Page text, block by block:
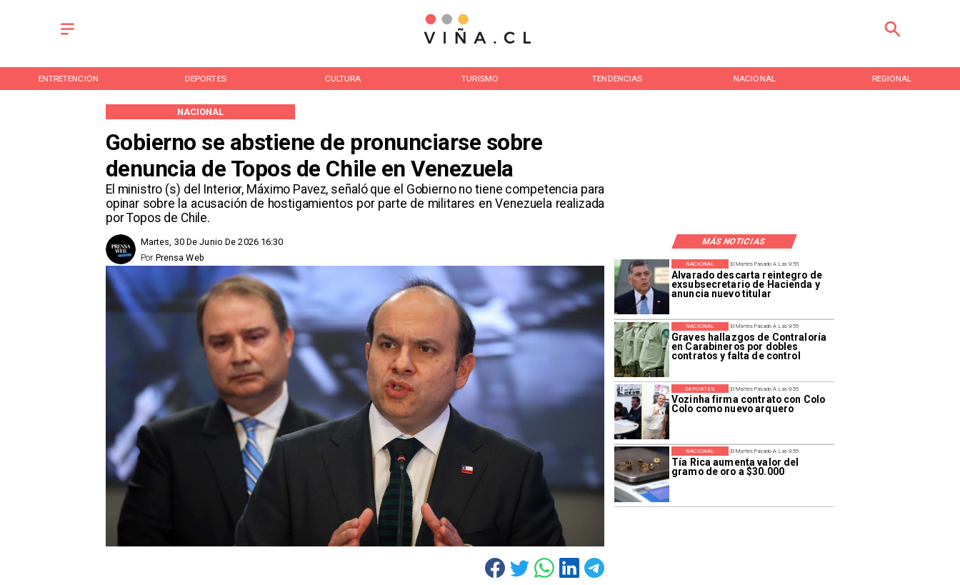
ENTRETENCIÓN DEPORTES CULTURA TURISMO TENDENCIAS NACIONAL REGIONAL
Gobierno se abstiene de pronunciarse sobre
denuncia de Topos de Chile en Venezuela
El ministro (s) del Interior, Máximo Pavez, señaló que el Gobierno no tiene competencia para
opinar sobre la acusación de hostigamientos por parte de militares en Venezuela realizada
por Topos de Chile.
NACIONAL
MÁS NOTICIAS
Martes, 30 De Junio De 2026 16:30
Prensa Web
Por
El Martes Pasado A Las 9:55
Alvarado descarta reintegro de
exsubsecretario de Hacienda y
anuncia nuevo titular
NACIONAL
El Martes Pasado A Las 9:55
Graves hallazgos de Contraloría
en Carabineros por dobles
contratos y falta de control
NACIONAL
El Martes Pasado A Las 9:55
Vozinha firma contrato con Colo
Colo como nuevo arquero
DEPORTES
El Martes Pasado A Las 9:55
Tía Rica aumenta valor del
gramo de oro a $30.000
NACIONAL